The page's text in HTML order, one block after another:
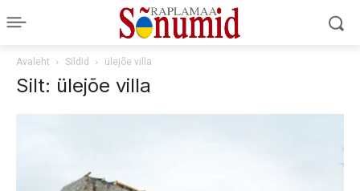
Avaleht Sildid ülejõe villa
Silt: ülejõe villa